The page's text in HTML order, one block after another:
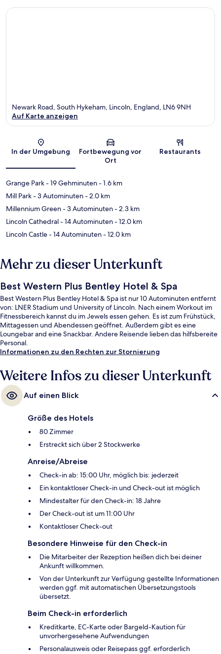
Karte
Newark Road, South Hykeham, Lincoln, England, LN6 9NH
Auf Karte anzeigen
In der Umgebung
Fortbewegung vor
Ort
Restaurants
Grange Park- 19 Gehminuten- 1.6 km
Mill Park- 3 Autominuten- 2.0 km
Millennium Green- 3 Autominuten- 2.3 km
Lincoln Cathedral- 14 Autominuten- 12.0 km
Lincoln Castle- 14 Autominuten- 12.0 km
Mehr zu dieser Unterkunft
Best Western Plus Bentley Hotel & Spa
Best Western Plus Bentley Hotel & Spa ist nur 10 Autominuten entfernt
von: LNER Stadium und University of Lincoln. Nach einem Workout im
Fitnessbereich kannst du im Jewels essen gehen. Es ist zum Frühstück,
Mittagessen und Abendessen geöffnet. Außerdem gibt es eine
Loungebar and eine Snackbar. Andere Reisende lieben das hilfsbereite
Personal.
Informationen zu den Rechten zur Stornierung
Weitere Infos zu dieser Unterkunft
Auf einen Blick
Größe des Hotels
80 Zimmer
Erstreckt sich über 2 Stockwerke
Anreise/Abreise
Check-in ab: 15:00 Uhr, möglich bis: jederzeit
Ein kontaktloser Check-in und Check-out ist möglich
Mindestalter für den Check-in: 18 Jahre
Der Check-out ist um 11:00 Uhr
Kontaktloser Check-out
Besondere Hinweise für den Check-in
Die Mitarbeiter der Rezeption heißen dich bei deiner
Ankunft willkommen.
Von der Unterkunft zur Verfügung gestellte Informationen
werden ggf. mit automatischen Übersetzungstools
übersetzt.
Beim Check-in erforderlich
Kreditkarte, EC-Karte oder Bargeld-Kaution für
unvorhergesehene Aufwendungen
Personalausweis oder Reisepass ggf. erforderlich